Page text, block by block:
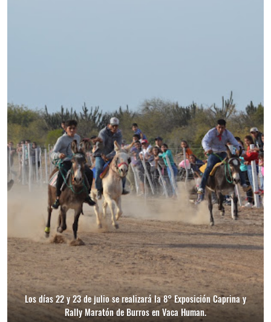
Los días 22 y 23 de julio se realizará la 8° Exposición Caprina y
Rally Maratón de Burros en Vaca Human.